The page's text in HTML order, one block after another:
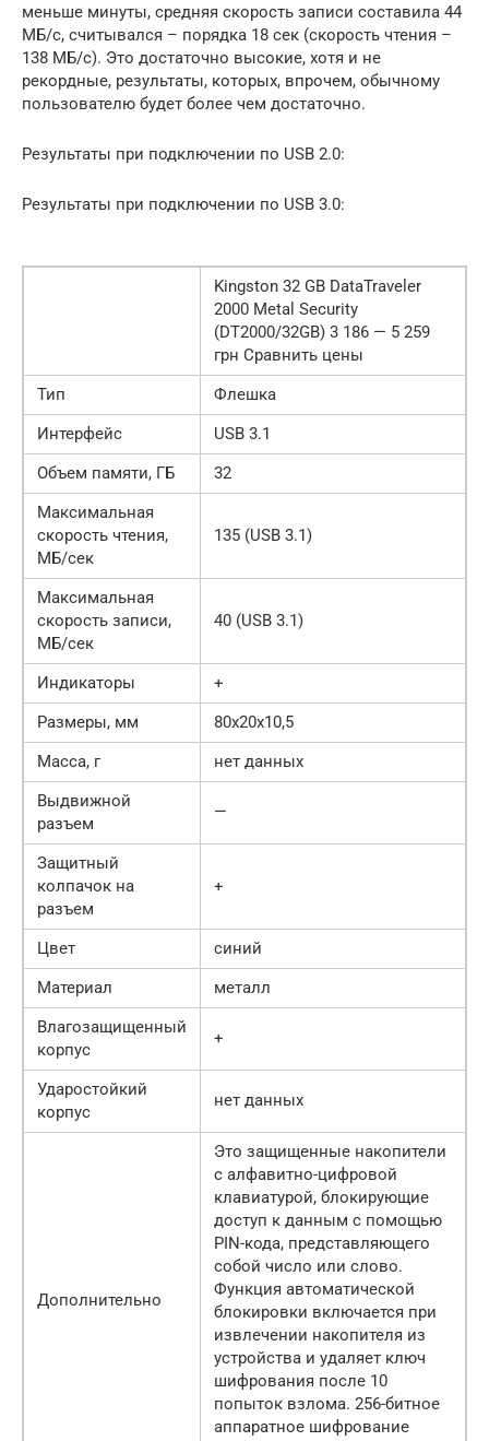
меньше минуты, средняя скорость записи составила 44
МБ/с, считывался – порядка 18 сек (скорость чтения –
138 МБ/с). Это достаточно высокие, хотя и не
рекордные, результаты, которых, впрочем, обычному
пользователю будет более чем достаточно.
Результаты при подключении по USB 2.0:
Результаты при подключении по USB 3.0:
Kingston 32 GB DataTraveler
2000 Metal Security
(DT2000/32GB) 3 186 — 5 259
грн Сравнить цены
Тип
Флешка
Интерфейс
USB 3.1
Объем памяти, ГБ
32
Максимальная
скорость чтения,
МБ/сек
135 (USB 3.1)
Максимальная
скорость записи,
МБ/сек
40 (USB 3.1)
Индикаторы
+
Размеры, мм
80x20x10,5
Масса, г
нет данных
Выдвижной
разъем
—
Защитный
колпачок на
разъем
+
Цвет
синий
Материал
металл
Влагозащищенный
корпус
+
Ударостойкий
корпус
нет данных
Дополнительно
Это защищенные накопители
с алфавитно-цифровой
клавиатурой, блокирующие
доступ к данным с помощью
PIN-кода, представляющего
собой число или слово.
Функция автоматической
блокировки включается при
извлечении накопителя из
устройства и удаляет ключ
шифрования после 10
попыток взлома. 256-битное
аппаратное шифрование